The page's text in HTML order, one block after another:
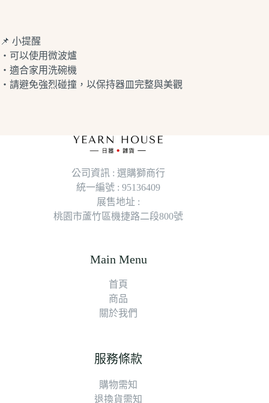
📌 小提醒
・可以使用微波爐
・適合家用洗碗機
・請避免強烈碰撞，以保持器皿完整與美觀
公司資訊 : 選購獅商行
統一編號 : 95136409
展售地址 :
桃園市蘆竹區機捷路二段800號
Main Menu
首頁
商品
關於我們
服務條款
購物需知
退換貨需知